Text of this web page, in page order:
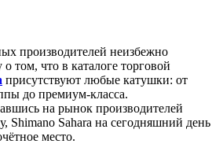
производителей неизбежно
том, что в каталоге торговой
присутствуют любые катушки: от
до премиум-класса.
на рынок производителей
Shimano Sahara на сегодняшний день
место.